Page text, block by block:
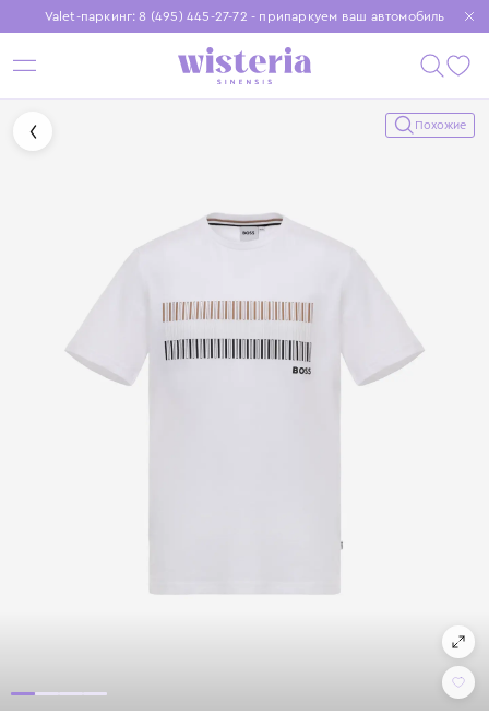
Valet-паркинг: 8 (495) 445-27-72 - припаркуем ваш автомобиль
Бесплатная доставка при заказе от 15 000 ₽
Установите приложение, чтобы покупки были еще удобнее
Похожие